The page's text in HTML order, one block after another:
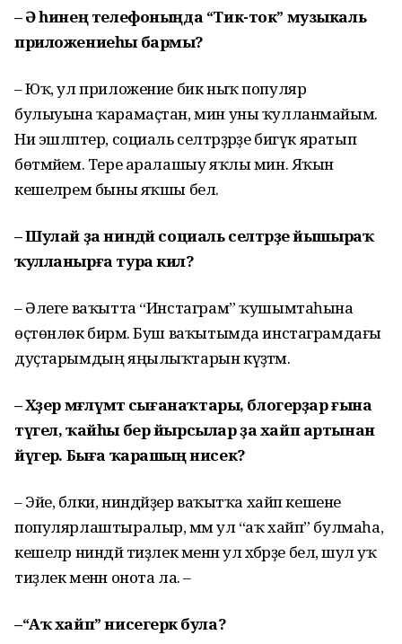
– Ә һинең телефоныңда “Тик-ток” музыкаль
приложениеһы бармы?
– Юҡ, ул приложение бик ныҡ популяр
булыуына ҡарамаҫтан, мин уны ҡулланмайым.
Ни эшләптер, социаль селтәрҙәрҙе бигүк яратып
бөтмәйем. Тере аралашыу яҡлы мин. Яҡын
кешеләрем быны яҡшы белә.
– Шулай ҙа ниндәй социаль селтәрҙе йышыраҡ
ҡулланырға тура килә?
– Әлеге ваҡытта “Инстаграм” ҡушымтаһына
өҫтөнлөк бирәм. Буш ваҡытымда инстаграмдағы
дуҫтарымдың яңылыҡтарын күҙәтәм.
– Хәҙер мәғлүмәт сығанаҡтары, блогерҙар ғына
түгел, ҡайһы бер йырсылар ҙа хайп артынан
йүгерә. Быға ҡарашың нисек?
– Эйе, бәлки, ниндәйҙер ваҡытҡа хайп кешене
популярлаштыралыр, әммә ул “аҡ хайп” булмаһа,
кешеләр ниндәй тиҙлек менән ул хәбәрҙе белә, шул уҡ
тиҙлек менән онота ла. –
–“Аҡ хайп” нисегерәк була?